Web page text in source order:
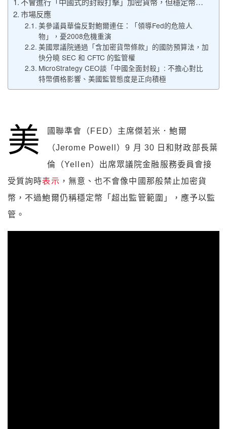
市場反應
美參議員華倫反對鮑爾連任：「領導Fed的危險人
物」，憂2008危機重演
美國眾議院通過「含加密貨幣條款」的國防預算法，加
快分曉 SEC 和 CFTC 的監管權
MicroStrategy CEO談「中國全面封殺」: 不擔心對比
特幣價格影響、美國監管態度是正向積極
美
國聯準會（FED）主席傑若米．鮑爾
（Jerome Powell）9 月 30 日和財政部長葉
倫（Yellen）出席眾議院金融服務委員會接
受質詢時表示 ，無意、也不會像中國那般禁止加密貨
幣，不過鮑爾仍稱穩定幣「超出監管範圍」，應予以監
管。